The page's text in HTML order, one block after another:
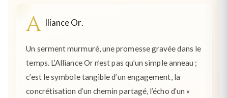
A lliance Or.
Un serment murmuré, une promesse gravée dans le
temps. L’Alliance Or n’est pas qu’un simple anneau ;
c’est le symbole tangible d’un engagement, la
concrétisation d’un chemin partagé, l’écho d’un «